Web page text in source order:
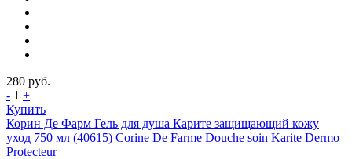
280 руб.
- 1 +
Купить
Корин Де Фарм Гель для душа Карите защищающий кожу
уход 750 мл (40615) Corine De Farme Douche soin Karite Dermo
Protecteur